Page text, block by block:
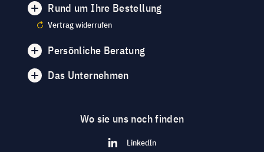
Rund um Ihre Bestellung
Vertrag widerrufen
Persönliche Beratung
Das Unternehmen
Wo sie uns noch finden
LinkedIn